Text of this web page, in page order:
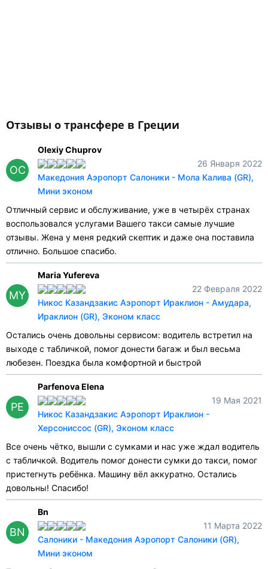
Отзывы о трансфере в Греции
OC
Olexiy Chuprov
26 Января 2022
Македония Аэропорт Салоники - Мола Калива (GR),
Мини эконом
Отличный сервис и обслуживание, уже в четырёх странах
воспользовался услугами Вашего такси самые лучшие
отзывы. Жена у меня редкий скептик и даже она поставила
отлично. Большое спасибо.
MY
Maria Yufereva
22 Февраля 2022
Никос Казандзакис Аэропорт Ираклион - Амудара,
Ираклион (GR), Эконом класс
Остались очень довольны сервисом: водитель встретил на
выходе с табличкой, помог донести багаж и был весьма
любезен. Поездка была комфортной и быстрой
PE
Parfenova Elena
19 Мая 2021
Никос Казандзакис Аэропорт Ираклион -
Херсониссос (GR), Эконом класс
Все очень чётко, вышли с сумками и нас уже ждал водитель
с табличкой. Водитель помог донести сумки до такси, помог
пристегнуть ребёнка. Машину вёл аккуратно. Остались
довольны! Спасибо!
BN
Bn
11 Марта 2022
Салоники - Македония Аэропорт Салоники (GR),
Мини эконом